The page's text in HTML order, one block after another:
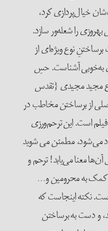
خیال‌پردازی کرد،
را شعله‌ور سازد.
نوع ویژه‌ای از
به‌خوبی آشناست. حسِ
مجید مجیدی {تقدس
از برساختن مخاطب در
است. این ترحم‌ورزی
می‌شود، مطمئن می شوید
معنا می‌یابد! ترحم و
کمک به محرومین و…
نکته اینجاست که
و دست به برساختن